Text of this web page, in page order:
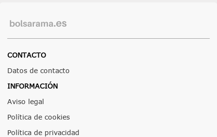
CONTACTO
Datos de contacto
INFORMACIÓN
Aviso legal
Política de cookies
Política de privacidad